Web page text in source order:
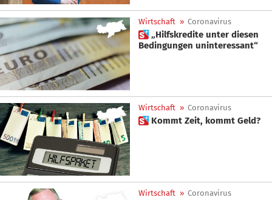
Wirtschaft » Coronavirus
 „Hilfskredite unter diesen
Bedingungen uninteressant“
Wirtschaft » Coronavirus
 Kommt Zeit, kommt Geld?
Wirtschaft » Coronavirus